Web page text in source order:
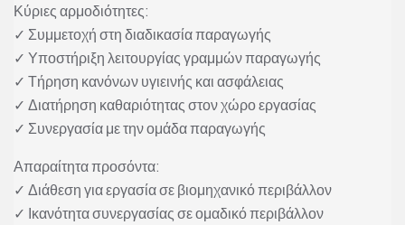
Κύριες αρμοδιότητες:
✓ Συμμετοχή στη διαδικασία παραγωγής
✓ Υποστήριξη λειτουργίας γραμμών παραγωγής
✓ Τήρηση κανόνων υγιεινής και ασφάλειας
✓ Διατήρηση καθαριότητας στον χώρο εργασίας
✓ Συνεργασία με την ομάδα παραγωγής
Απαραίτητα προσόντα:
✓ Διάθεση για εργασία σε βιομηχανικό περιβάλλον
✓ Ικανότητα συνεργασίας σε ομαδικό περιβάλλον